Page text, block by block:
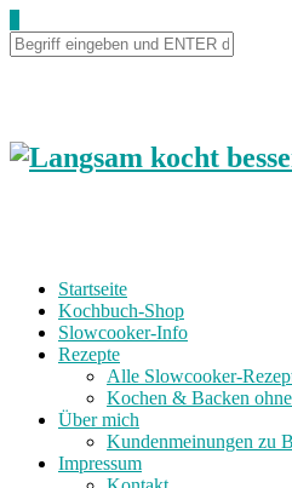
Startseite
Kochbuch-Shop
Slowcooker-Info
Rezepte
Alle Slowcooker-
Kochen & Backen
Über mich
Kundenmeinungen zu
Impressum